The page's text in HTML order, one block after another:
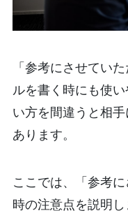
「参考にさせてい
ルを書く時にも使
い方を間違うと相
あります。
ここでは、「参考
時の注意点を説明し